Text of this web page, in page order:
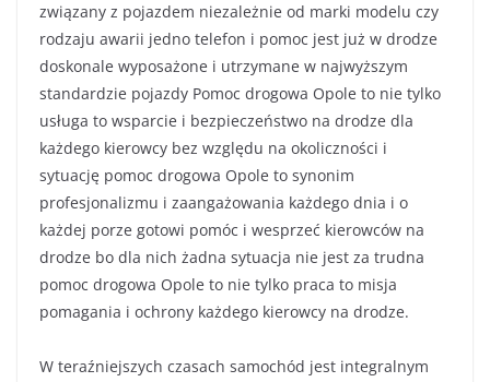
związany z pojazdem niezależnie od marki modelu czy
rodzaju awarii jedno telefon i pomoc jest już w drodze
doskonale wyposażone i utrzymane w najwyższym
standardzie pojazdy Pomoc drogowa Opole to nie tylko
usługa to wsparcie i bezpieczeństwo na drodze dla
każdego kierowcy bez względu na okoliczności i
sytuację pomoc drogowa Opole to synonim
profesjonalizmu i zaangażowania każdego dnia i o
każdej porze gotowi pomóc i wesprzeć kierowców na
drodze bo dla nich żadna sytuacja nie jest za trudna
pomoc drogowa Opole to nie tylko praca to misja
pomagania i ochrony każdego kierowcy na drodze.
W teraźniejszych czasach samochód jest integralnym